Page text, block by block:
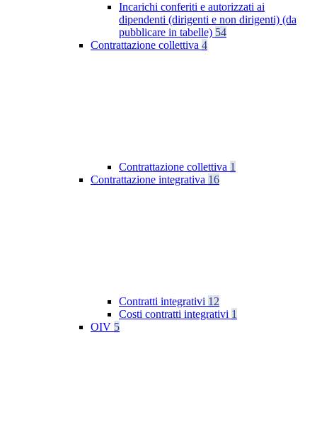
Incarichi conferiti e autorizzati ai
dipendenti (dirigenti e non dirigenti) (da
pubblicare in tabelle) 54
Contrattazione collettiva 4
Contrattazione collettiva 1
Contrattazione integrativa 16
Contratti integrativi 12
Costi contratti integrativi 1
OIV 5